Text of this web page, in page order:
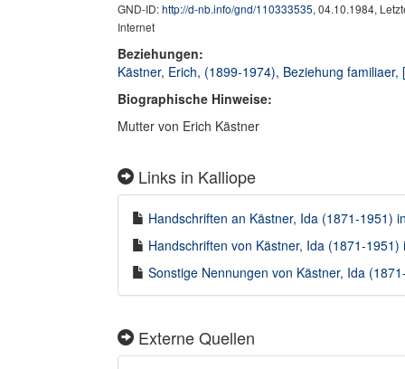
GND-ID:http://d-nb.info/gnd/110333535, 04.10.1984,
Internet
Beziehungen:
Kästner, Erich, (1899-1974), Beziehung familiaer,
Biographische Hinweise:
Mutter von Erich Kästner
Links in Kalliope
Handschriften an Kästner, Ida (1871-1951)
Handschriften von Kästner, Ida (1871-1951)
Sonstige Nennungen von Kästner, Ida
Externe Quellen